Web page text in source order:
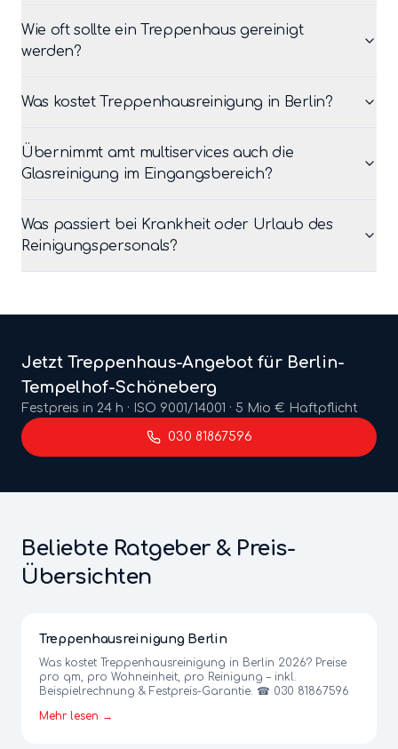
Wie oft sollte ein Treppenhaus gereinigt
werden?
Was kostet Treppenhausreinigung in Berlin?
Übernimmt amt multiservices auch die
Glasreinigung im Eingangsbereich?
Was passiert bei Krankheit oder Urlaub des
Reinigungspersonals?
Jetzt Treppenhaus-Angebot für Berlin-
Tempelhof-Schöneberg
Festpreis in 24 h · ISO 9001/14001 · 5 Mio € Haftpflicht
030 81867596
Beliebte Ratgeber & Preis-
Übersichten
Treppenhausreinigung Berlin
Was kostet Treppenhausreinigung in Berlin 2026? Preise
pro qm, pro Wohneinheit, pro Reinigung – inkl.
Beispielrechnung & Festpreis-Garantie. ☎ 030 81867596
Mehr lesen →